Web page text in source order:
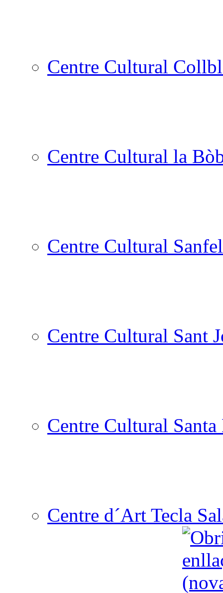
Centre Cultural
Centre Cultural la
Centre Cultural
Centre Cultural Sant
Centre Cultural
Centre d´Art Tecla